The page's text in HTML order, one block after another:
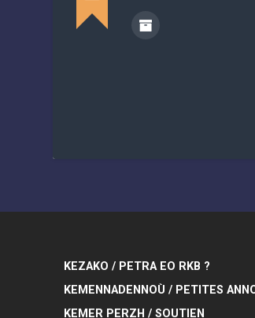
KEZAKO / PETRA EO RKB ?
KEMENNADENNOÙ / PETITES
KEMER PERZH / SOUTIEN